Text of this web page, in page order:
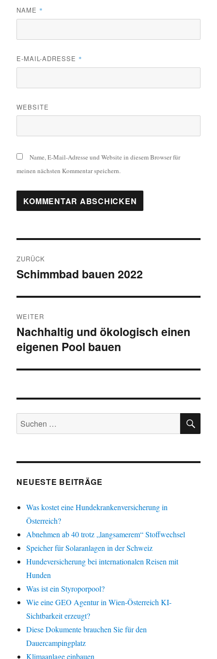
NAME *
E-MAIL-ADRESSE *
WEBSITE
Name, E-Mail-Adresse und Website in diesem Browser für
meinen nächsten Kommentar speichern.
ZURÜCK
Vorheriger
Schimmbad bauen 2022
WEITER
Nächster
Beitrag:
Nachhaltig und ökologisch einen
eigenen Pool bauen
Suchen
nach:
NEUESTE BEITRÄGE
Was kostet eine Hundekrankenversicherung in
Österreich?
Abnehmen ab 40 trotz „langsamerem“ Stoffwechsel
Speicher für Solaranlagen in der Schweiz
Hundeversicherung bei internationalen Reisen mit
Hunden
Was ist ein Styroporpool?
Wie eine GEO Agentur in Wien-Österreich KI-
Sichtbarkeit erzeugt?
Diese Dokumente brauchen Sie für den
Dauercampingplatz
Klimaanlage einbauen